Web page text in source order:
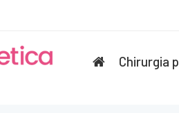
Chirurgia